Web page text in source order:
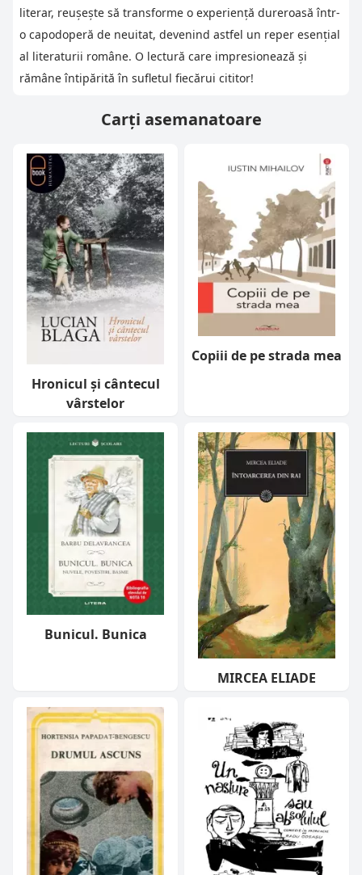
literar, reușește să transforme o experiență dureroasă într-
o capodoperă de neuitat, devenind astfel un reper esențial
al literaturii române. O lectură care impresionează și
rămâne întipărită în sufletul fiecărui cititor!
Carți asemanatoare
Hronicul și cântecul
vârstelor
Copiii de pe strada mea
Bunicul. Bunica
MIRCEA ELIADE